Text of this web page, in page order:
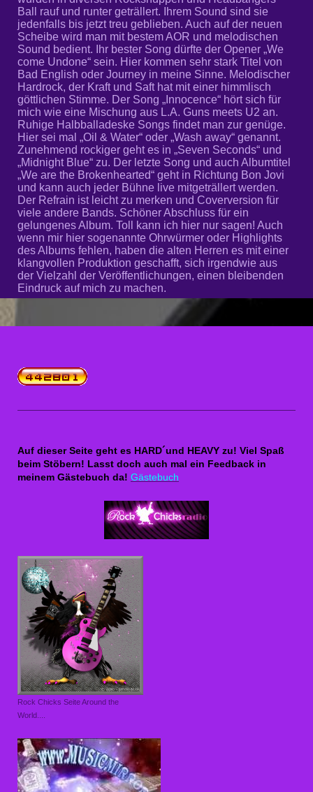
Ball rauf und runter geträllert. Ihrem Sound sind sie
jedenfalls bis jetzt treu geblieben. Auch auf der neuen
Scheibe wird man mit bestem AOR und melodischen
Sound bedient. Ihr bester Song dürfte der Opener „We
come Undone“ sein. Hier kommen sehr stark Titel von
Bad English oder Journey in meine Sinne. Melodischer
Hardrock, der Kraft und Saft hat mit einer himmlisch
göttlichen Stimme. Der Song „Innocence“ hört sich für
mich wie eine Mischung aus L.A. Guns meets U2 an.
Ruhige Halbballadeske Songs findet man zur genüge.
Hier sei mal „Oil & Water“ oder „Wash away“ genannt.
Zunehmend rockiger geht es in „Seven Seconds“ und
„Midnight Blue“ zu. Der letzte Song und auch Albumtitel
„We are the Brokenhearted“ geht in Richtung Bon Jovi
und kann auch jeder Bühne live mitgeträllert werden.
Der Refrain ist leicht zu merken und Coverversion für
viele andere Bands. Schöner Abschluss für ein
gelungenes Album. Toll kann ich hier nur sagen! Auch
wenn mir hier sogenannte Ohrwürmer oder Highlights
des Albums fehlen, haben die alten Herren es mit einer
klangvollen Produktion geschafft, sich irgendwie aus
der Vielzahl der Veröffentlichungen, einen bleibenden
Eindruck auf mich zu machen.
Auf dieser Seite geht es HARD´und HEAVY zu! Viel Spaß
beim Stöbern! Lasst doch auch mal ein Feedback in
meinem Gästebuch da! Gästebuch
Rock Chicks Seite Around the
World....